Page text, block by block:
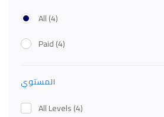
All(4)
Paid(4)
المستوي
All Levels(4)